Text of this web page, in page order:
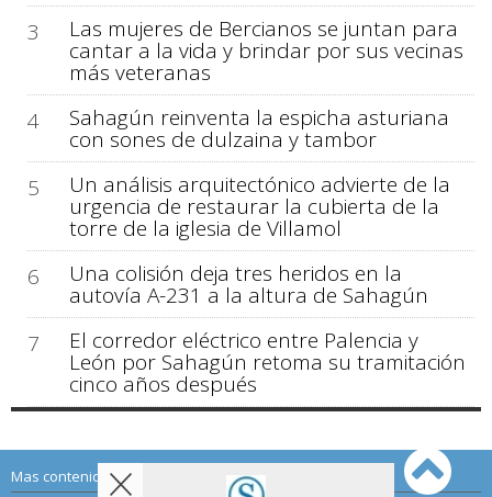
3
Las mujeres de Bercianos se juntan para
cantar a la vida y brindar por sus vecinas
más veteranas
4
Sahagún reinventa la espicha asturiana
con sones de dulzaina y tambor
5
Un análisis arquitectónico advierte de la
urgencia de restaurar la cubierta de la
torre de la iglesia de Villamol
6
Una colisión deja tres heridos en la
autovía A-231 a la altura de Sahagún
7
El corredor eléctrico entre Palencia y
León por Sahagún retoma su tramitación
cinco años después
Mas contenido de Sahagún Digital: